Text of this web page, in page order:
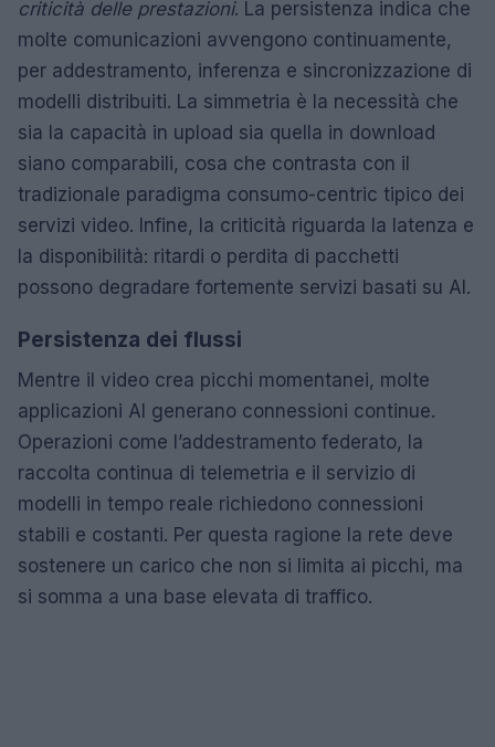
criticità delle prestazioni. La persistenza indica che
molte comunicazioni avvengono continuamente,
per addestramento, inferenza e sincronizzazione di
modelli distribuiti. La simmetria è la necessità che
sia la capacità in upload sia quella in download
siano comparabili, cosa che contrasta con il
tradizionale paradigma consumo-centric tipico dei
servizi video. Infine, la criticità riguarda la latenza e
la disponibilità: ritardi o perdita di pacchetti
possono degradare fortemente servizi basati su AI.
Persistenza dei flussi
Mentre il video crea picchi momentanei, molte
applicazioni AI generano connessioni continue.
Operazioni come l’addestramento federato, la
raccolta continua di telemetria e il servizio di
modelli in tempo reale richiedono connessioni
stabili e costanti. Per questa ragione la rete deve
sostenere un carico che non si limita ai picchi, ma
si somma a una base elevata di traffico.